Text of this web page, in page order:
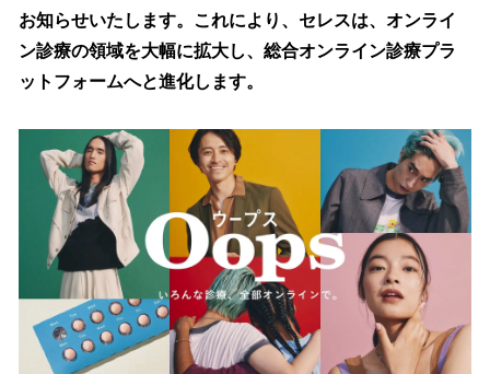
込
み
中
で
お知らせいたします。これにより、セレスは、オンライ
ン診療の領域を大幅に拡大し、総合オンライン診療プラ
ットフォームへと進化します。